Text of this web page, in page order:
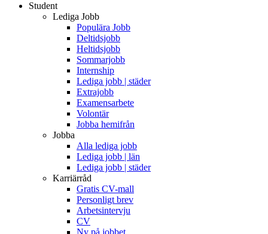
Student
Lediga Jobb
Populära Jobb
Deltidsjobb
Heltidsjobb
Sommarjobb
Internship
Lediga jobb | städer
Extrajobb
Examensarbete
Volontär
Jobba hemifrån
Jobba
Alla lediga jobb
Lediga jobb | län
Lediga jobb | städer
Karriärråd
Gratis CV-mall
Personligt brev
Arbetsintervju
CV
Ny på jobbet